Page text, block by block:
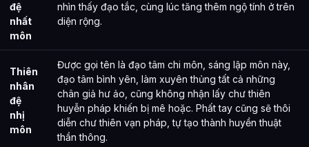
đệ
nhất
môn
nhìn thấy đạo tắc, cùng lúc tăng thêm ngộ tính ở trên
diện rộng.
Thiên
nhân
đệ
nhị
môn
Được gọi tên là đạo tâm chi môn, sáng lập môn này,
đạo tâm bình yên, làm xuyên thủng tất cả những
chân giả hư ảo, cũng không nhận lấy chư thiên
huyễn pháp khiến bị mê hoặc. Phất tay cũng sẽ thôi
diễn chư thiên vạn pháp, tự tạo thành huyền thuật
thần thông.